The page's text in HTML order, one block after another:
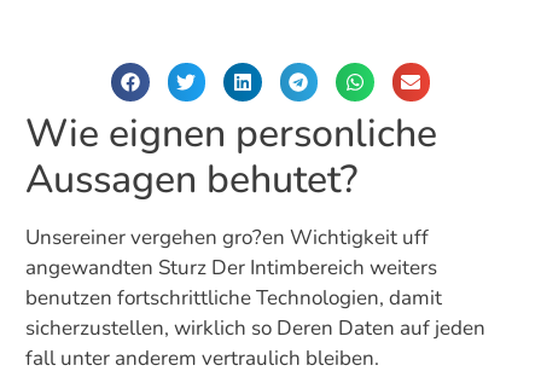
Wie eignen personliche
Aussagen behutet?
Unsereiner vergehen gro?en Wichtigkeit uff
angewandten Sturz Der Intimbereich weiters
benutzen fortschrittliche Technologien, damit
sicherzustellen, wirklich so Deren Daten auf jeden
fall unter anderem vertraulich bleiben.